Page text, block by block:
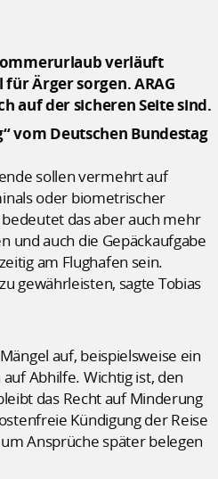
verläuft
Ärger sorgen. ARAG
auf der sicheren Seite sind.
vom Deutschen Bundestag
sollen vermehrt auf
oder biometrischer
das aber auch mehr
und auch die Gepäckaufgabe
am Flughafen sein.
gewährleisten, sagte Tobias
auf, beispielsweise ein
Abhilfe. Wichtig ist, den
das Recht auf Minderung
Kündigung der Reise
Ansprüche später belegen